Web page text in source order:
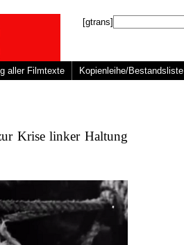
[gtrans]
aller Filmtexte Kopienleihe/Bestandsliste
Krise linker Haltung